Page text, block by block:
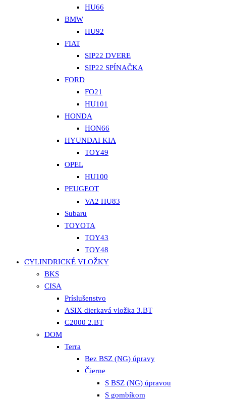
HU66
BMW
HU92
FIAT
SIP22 DVERE
SIP22 SPÍNAČKA
FORD
FO21
HU101
HONDA
HON66
HYUNDAI KIA
TOY49
OPEL
HU100
PEUGEOT
VA2 HU83
Subaru
TOYOTA
TOY43
TOY48
CYLINDRICKÉ VLOŽKY
BKS
CISA
Príslušenstvo
ASIX dierkavá vložka 3.BT
C2000 2.BT
DOM
Terra
Bez BSZ (NG) úpravy
Čierne
S BSZ (NG) úpravou
S gombíkom